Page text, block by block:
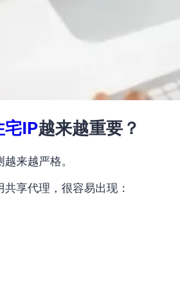
宅IP越来越重要？
来越严格。
享代理，很容易出现：